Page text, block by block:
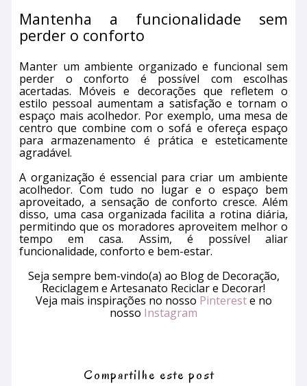
Mantenha a funcionalidade sem
perder o conforto
Manter um ambiente organizado e funcional sem
perder o conforto é possível com escolhas
acertadas. Móveis e decorações que refletem o
estilo pessoal aumentam a satisfação e tornam o
espaço mais acolhedor. Por exemplo, uma mesa de
centro que combine com o sofá e ofereça espaço
para armazenamento é prática e esteticamente
agradável.
A organização é essencial para criar um ambiente
acolhedor. Com tudo no lugar e o espaço bem
aproveitado, a sensação de conforto cresce. Além
disso, uma casa organizada facilita a rotina diária,
permitindo que os moradores aproveitem melhor o
tempo em casa. Assim, é possível aliar
funcionalidade, conforto e bem-estar.
Seja sempre bem-vindo(a) ao Blog de Decoração,
Reciclagem e Artesanato Reciclar e Decorar!
Veja mais inspirações no nosso Pintereste no
nosso Instagram
Compartilhe este post